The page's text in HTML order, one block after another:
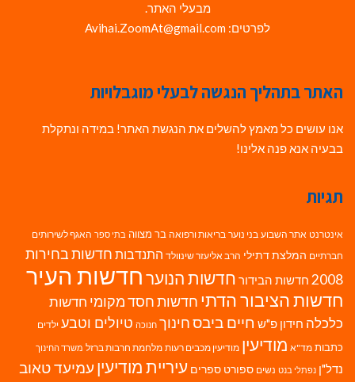
מבעלי האתר.
לפרטים: Avihai.ZoomAt@gmail.com
האתר בתהליך הנגשה לבעלי מוגבלויות
אנו עושים כל מאמץ להשלים את הנגשת האתר! במידה ונתקלת
בבעיה אנא פנה אלינו!
תגיות
אינטרנט אתר השבוע בני נוער בריאות ורפואה בר מצווה בתי ספר האגף לשירותים
חברתיים המלצת דתילי הרב אליעזר שינוולד התנדבות חדשות בחירות
2008 חדשות הבידור חדשות הנוערחדשות העיר
חדשות הציבור הדתי חדשות חסד מקומי חדשות
כלכלה חידון פ"ש חיים ביבסחינוך חנוכה טיולים וטבע ילדים
כתבות מד"א מודיעין מודיעין מכבים רעות מלחמת חרבות ברזל משרד החינוך
נדל"ן נפתלי בנט נשים ספורט ספרים עיריית מודיעין עמיעד טאוב